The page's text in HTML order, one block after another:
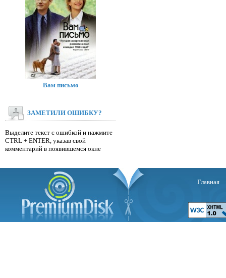
Вам письмо
ЗАМЕТИЛИ ОШИБКУ?
Выделите текст с ошибкой и нажмите
CTRL + ENTER, указав свой
комментарий в появившемся окне
Главная